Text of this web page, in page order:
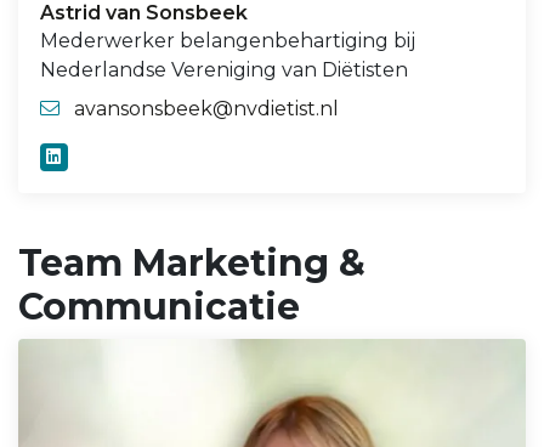
Astrid van Sonsbeek
Mederwerker belangenbehartiging bij
Nederlandse Vereniging van Diëtisten
avansonsbeek@nvdietist.nl
Team Marketing &
Communicatie